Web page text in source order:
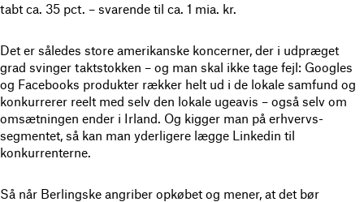
tabt ca. 35 pct. – svarende til ca. 1 mia. kr.
Det er således store amerikanske koncerner, der i udpræget
grad svinger taktstokken – og man skal ikke tage fejl: Googles
og Facebooks produkter rækker helt ud i de lokale samfund og
konkurrerer reelt med selv den lokale ugeavis – også selv om
omsætningen ender i Irland. Og kigger man på erhvervs-
segmentet, så kan man yderligere lægge Linkedin til
konkurrenterne.
Så når Berlingske angriber opkøbet og mener, at det bør